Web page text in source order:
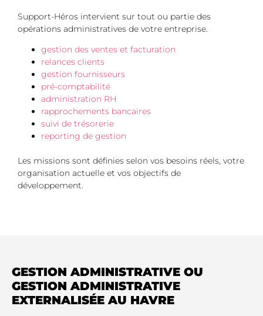
Support-Héros intervient sur tout ou partie des
opérations administratives de votre entreprise.
gestion des ventes et facturation
relances clients
gestion fournisseurs
pré-comptabilité
administration RH
rapprochements bancaires
suivi de trésorerie
reporting de gestion
Les missions sont définies selon vos besoins réels, votre
organisation actuelle et vos objectifs de
développement.
GESTION ADMINISTRATIVE OU
GESTION ADMINISTRATIVE
EXTERNALISÉE AU HAVRE